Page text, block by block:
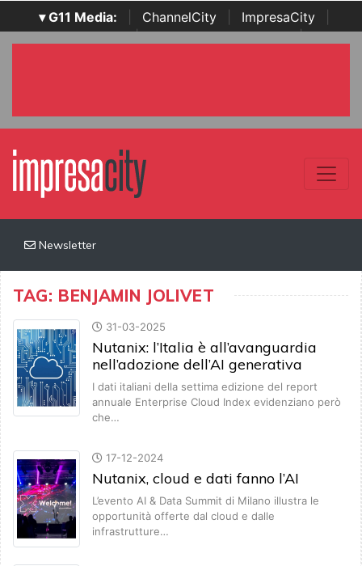
▾ G11 Media: ChannelCity ImpresaCity
SecurityOpenLab | Italian Channel Awards | Italian
Newsletter
TAG: BENJAMIN JOLIVET
31-03-2025
Nutanix: l’Italia è all’avanguardia
nell’adozione dell’AI generativa
I dati italiani della settima edizione del report
annuale Enterprise Cloud Index evidenziano però
che…
17-12-2024
Nutanix, cloud e dati fanno l’AI
L’evento AI & Data Summit di Milano illustra le
opportunità offerte dal cloud e dalle
infrastrutture…